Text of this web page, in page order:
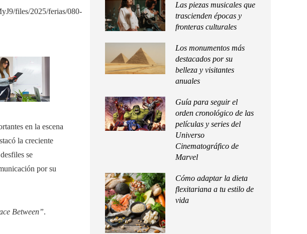
en la escena
la creciente
se
por su
Between”.
Las piezas musicales que
trascienden épocas y
fronteras culturales
Los monumentos más
destacados por su
belleza y visitantes
anuales
Guía para seguir el
orden cronológico de las
películas y series del
Universo
Cinematográfico de
Marvel
Cómo adaptar la dieta
flexitariana a tu estilo de
vida